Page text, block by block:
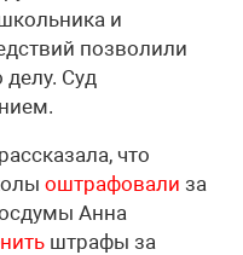
и
позволили
делу. Суд
что
оштрафовали за
Анна
штрафы за